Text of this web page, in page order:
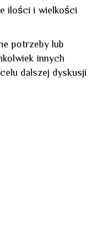
ilości i wielkości
potrzeby lub
innych
dalszej dyskusji